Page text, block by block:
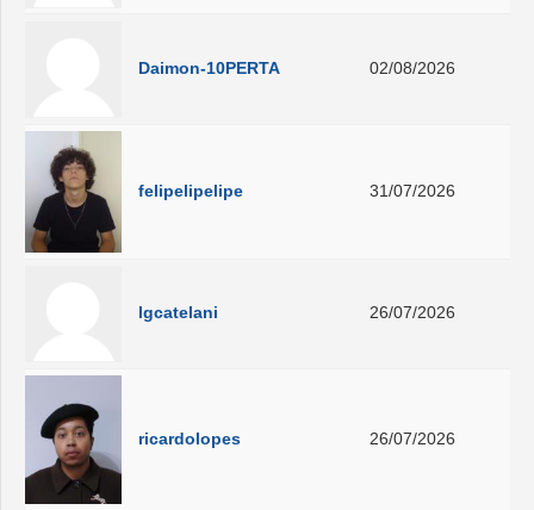
Daimon-10PERTA 02/08/2026
felipelipelipe 31/07/2026
lgcatelani 26/07/2026
ricardolopes 26/07/2026